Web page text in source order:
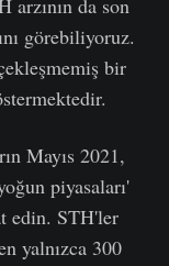
arzının da son
görebiliyoruz.
bir
Mayıs 2021,
piyasaları'
edin. STH'ler
yalnızca 300